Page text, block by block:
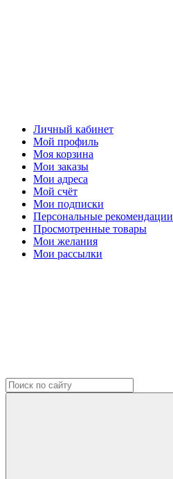
Личный кабинет
Мой профиль
Моя корзина
Мои заказы
Мои адреса
Мой счёт
Мои подписки
Персональные рекомендации
Просмотренные товары
Мои желания
Мои рассылки